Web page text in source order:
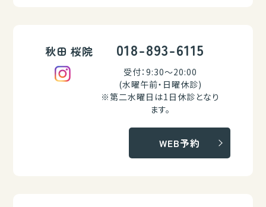
秋田 桜院 018-893-6115
受付：9:30～20:00
(水曜午前・日曜休診)
※第二水曜日は1日休診となり
ます。
WEB予約